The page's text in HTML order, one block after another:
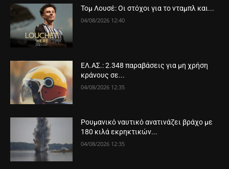
Τομ Λουσέ: Οι στόχοι για το νταμπλ και...
04/08/2026 12:40
ΕΛ.ΑΣ.: 2.348 παραβάσεις για μη χρήση
κράνους σε...
04/08/2026 12:35
Ρουμανικό ναυτικό ανατινάζει βράχο με
180 κιλά εκρηκτικών...
04/08/2026 12:35